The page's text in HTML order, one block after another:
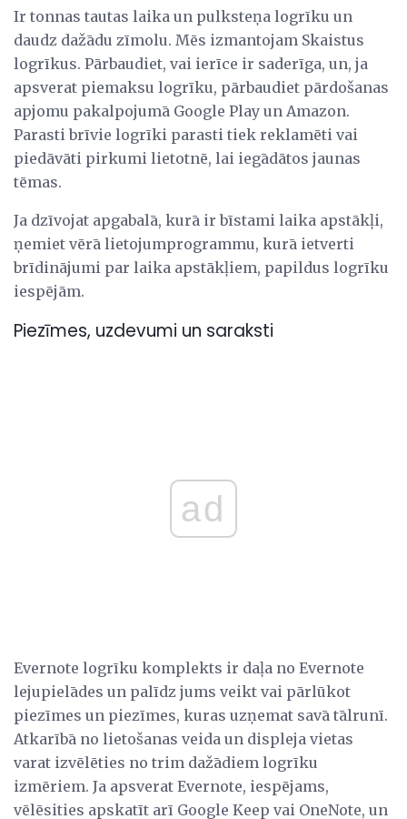
Ir tonnas tautas laika un pulksteņa logrīku un
daudz dažādu zīmolu. Mēs izmantojam Skaistus
logrīkus. Pārbaudiet, vai ierīce ir saderīga, un, ja
apsverat piemaksu logrīku, pārbaudiet pārdošanas
apjomu pakalpojumā Google Play un Amazon.
Parasti brīvie logrīki parasti tiek reklamēti vai
piedāvāti pirkumi lietotnē, lai iegādātos jaunas
tēmas.
Ja dzīvojat apgabalā, kurā ir bīstami laika apstākļi,
ņemiet vērā lietojumprogrammu, kurā ietverti
brīdinājumi par laika apstākļiem, papildus logrīku
iespējām.
Piezīmes, uzdevumi un saraksti
ad
Evernote logrīku komplekts ir daļa no Evernote
lejupielādes un palīdz jums veikt vai pārlūkot
piezīmes un piezīmes, kuras uzņemat savā tālrunī.
Atkarībā no lietošanas veida un displeja vietas
varat izvēlēties no trim dažādiem logrīku
izmēriem. Ja apsverat Evernote, iespējams,
vēlēsities apskatīt arī Google Keep vai OneNote, un